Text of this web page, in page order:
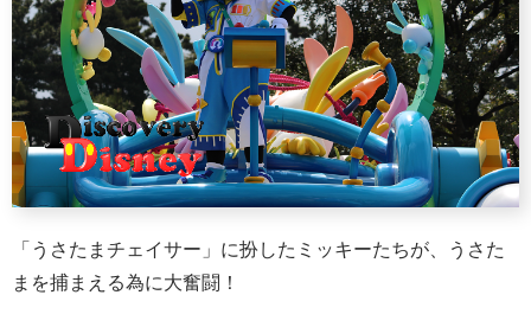
「うさたまチェイサー」に扮したミッキーたちが、うさた
まを捕まえる為に大奮闘！